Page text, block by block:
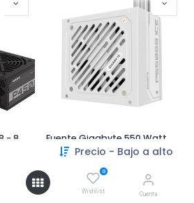
Precio - Bajo a alto
0
Wishlist Cuenta
USD 53,70